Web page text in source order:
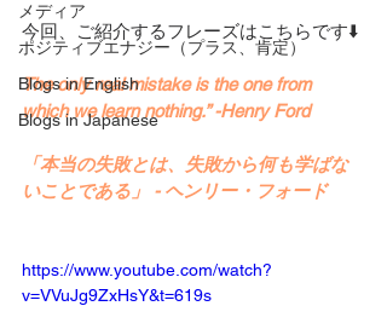
メディア
ポジティブエナジー（プラス、肯定）
Blogs in English
Blogs in Japanese
今回、ご紹介するフレーズはこちらです⬇️
The only real mistake is the one from
which we learn nothing.” -Henry Ford
「本当の失敗とは、失敗から何も学ばな
いことである」 - ヘンリー・フォード
https://www.youtube.com/watch?
v=VVuJg9ZxHsY&t=619s